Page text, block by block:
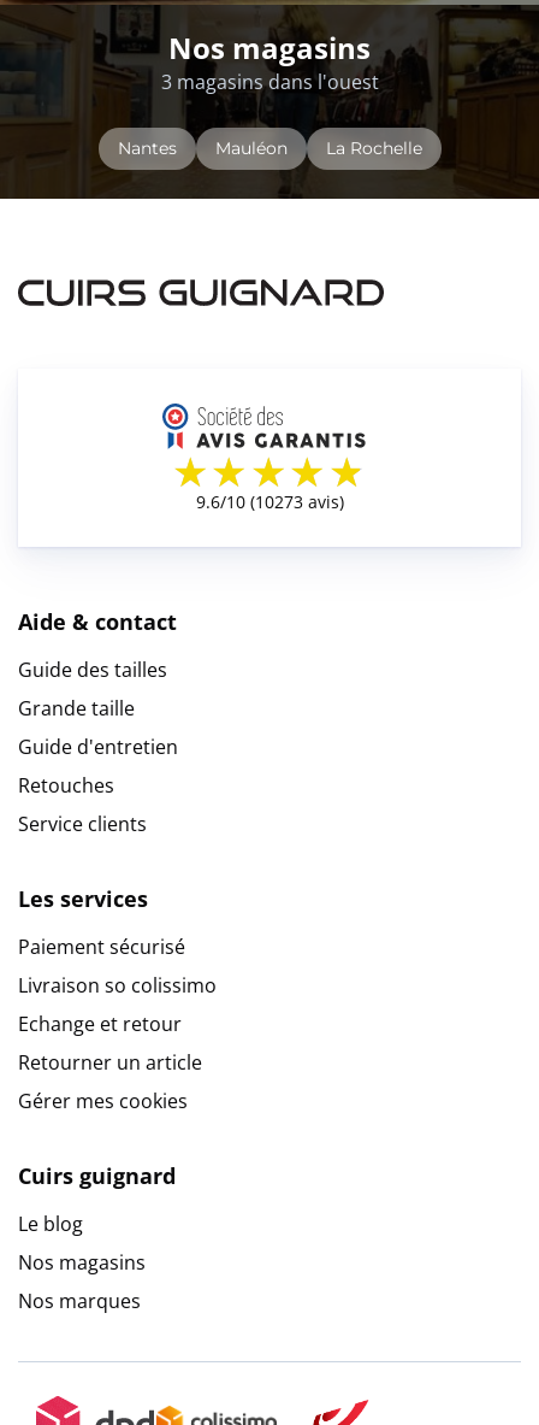
Nos magasins
3 magasins dans l'ouest
Nantes Mauléon La Rochelle
Aide & contact
Guide des tailles
Grande taille
Guide d'entretien
Retouches
Service clients
Les services
Paiement sécurisé
Livraison so colissimo
Echange et retour
Retourner un article
Gérer mes cookies
Cuirs guignard
Le blog
Nos magasins
Nos marques